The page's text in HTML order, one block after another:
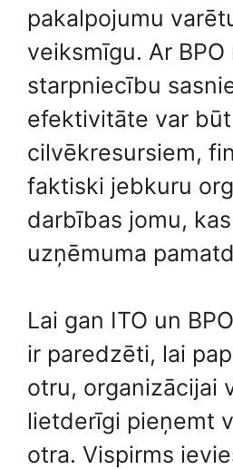
pakalpojumu
veiksmīgu. Ar
starpniecību
efektivitāte var
cilvēkresursiem,
faktiski jebkuru
darbības jomu,
uzņēmuma
Lai gan ITO un
ir paredzēti, lai
otru, organizācijai
lietderīgi pieņemt
otra. Vispirms